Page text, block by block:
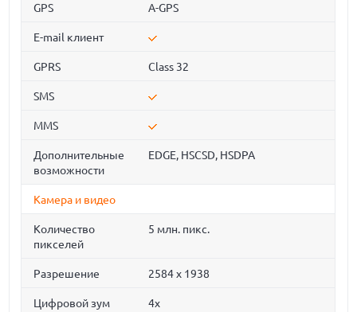
GPS A-GPS
E-mail клиент
GPRS Class 32
SMS
MMS
Дополнительные
возможности
EDGE, HSCSD, HSDPA
Камера и видео
Количество
пикселей
5 млн. пикс.
Разрешение 2584 x 1938
Цифровой зум 4x